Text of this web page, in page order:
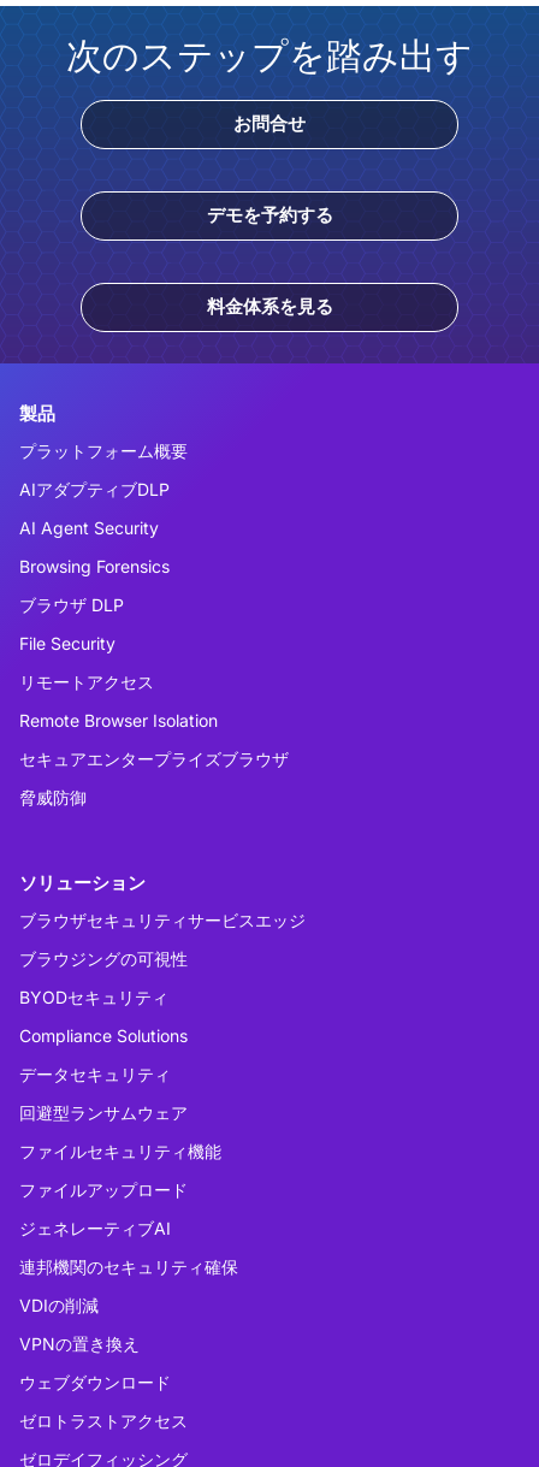
次のステップを踏み出す
お問合せ
デモを予約する
料金体系を見る
製品
プラットフォーム概要
AIアダプティブDLP
AI Agent Security
Browsing Forensics
ブラウザ DLP
File Security
リモートアクセス
Remote Browser Isolation
セキュアエンタープライズブラウザ
脅威防御
ソリューション
ブラウザセキュリティサービスエッジ
ブラウジングの可視性
BYODセキュリティ
Compliance Solutions
データセキュリティ
回避型ランサムウェア
ファイルセキュリティ機能
ファイルアップロード
ジェネレーティブAI
連邦機関のセキュリティ確保
VDIの削減
VPNの置き換え
ウェブダウンロード
ゼロトラストアクセス
ゼロデイフィッシング